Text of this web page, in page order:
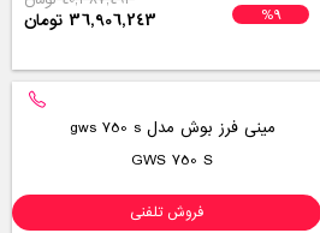
مینی فرز نک مدل 9922AG
9922AG NEK
ناموجود